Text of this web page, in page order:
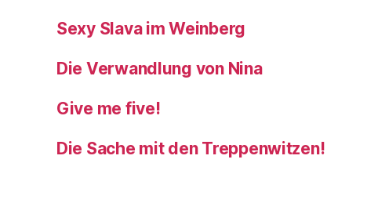
Sexy Slava im Weinberg
Die Verwandlung von Nina
Give me five!
Die Sache mit den Treppenwitzen!